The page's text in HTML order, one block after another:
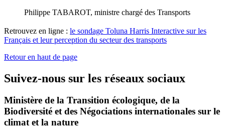
Philippe TABAROT, ministre chargé des Transports
Retrouvez en ligne : le sondage Toluna Harris Interactive sur les
Français et leur perception du secteur des transports
Retour en haut de page
Suivez-nous sur les réseaux sociaux
Ministère de la Transition écologique, de la
Biodiversité et des Négociations internationales sur le
climat et la nature